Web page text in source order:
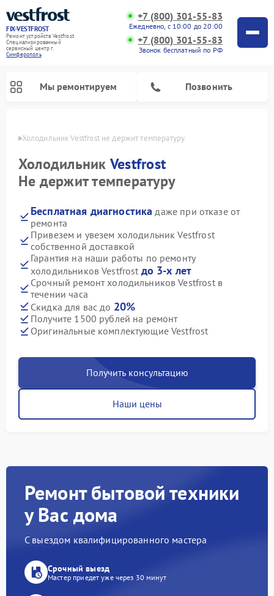
FIX-VESTFROST
Ремонт устройств Vestfrost
Специализированный
cервисный центр г.
Симферополь
+7 (800) 301-55-83
Ежедневно, с 10:00 до 20:00
+7 (800) 301-55-83
Звонок бесплатный по РФ
Мы ремонтируем Позвонить
Холодильник Vestfrost не держит температуру
Холодильник Vestfrost
Не держит температуру
Бесплатная диагностика даже при отказе от
ремонта
Привезем и увезем холодильник Vestfrost
собственной доставкой
Гарантия на наши работы по ремонту
холодильников Vestfrost до 3-х лет
Срочный ремонт холодильников Vestfrost в
течении часа
Скидка для вас до 20%
Получите 1500 рублей на ремонт
Оригинальные комплектующие Vestfrost
Получить консультацию
Наши цены
Ремонт бытовой техники
у Вас дома
С выездом квалифицированного мастера
Срочный выезд
Мастер приедет уже через 30 минут